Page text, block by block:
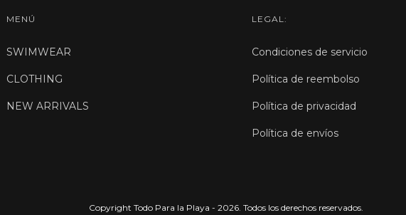
MENÚ
SWIMWEAR
CLOTHING
NEW ARRIVALS
LEGAL:
Condiciones de servicio
Política de reembolso
Política de privacidad
Política de envíos
Copyright Todo Para la Playa - 2026. Todos los derechos reservados.